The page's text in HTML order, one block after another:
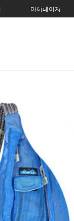
마이페이지